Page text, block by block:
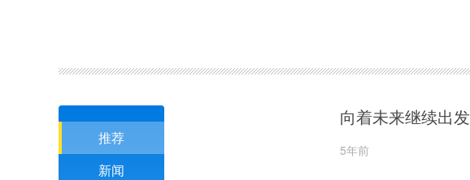
推荐
新闻
向着未来继续出
5年前